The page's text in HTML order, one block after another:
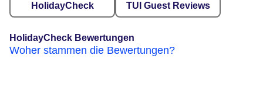
HolidayCheck TUI Guest Reviews
HolidayCheck Bewertungen
Woher stammen die Bewertungen?